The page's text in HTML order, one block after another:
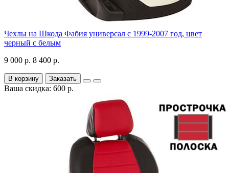
Чехлы на Шкода Фабия универсал с 1999-2007 год, цвет
черный с белым
9 000 р. 8 400 р.
В корзину Заказать
Ваша скидка: 600 р.